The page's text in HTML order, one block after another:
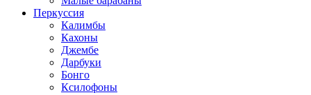
Перкуссия
Калимбы
Кахоны
Джембе
Дарбуки
Бонго
Ксилофоны